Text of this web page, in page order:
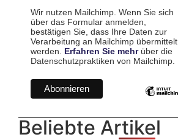
Wir nutzen Mailchimp. Wenn Sie sich
über das Formular anmelden,
bestätigen Sie, dass Ihre Daten zur
Verarbeitung an Mailchimp übermittelt
werden. Erfahren Sie mehrüber die
Datenschutzpraktiken von Mailchimp.
Beliebte Artikel